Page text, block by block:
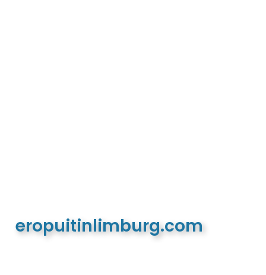
eropuitinlimburg.com